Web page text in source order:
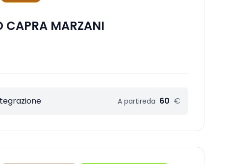
CAPRA MARZANI
A partireda 60 €